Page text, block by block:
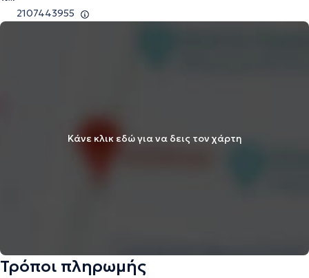
2107443955
Κάνε κλικ εδώ για να δεις τον χάρτη
Τρόποι πληρωμής